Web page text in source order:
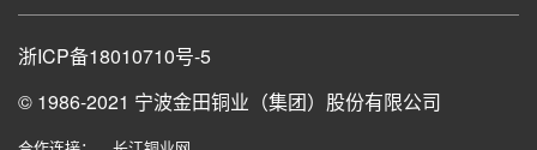
浙ICP备18010710号-5
© 1986-2021 宁波金田铜业（集团）股份有限公司